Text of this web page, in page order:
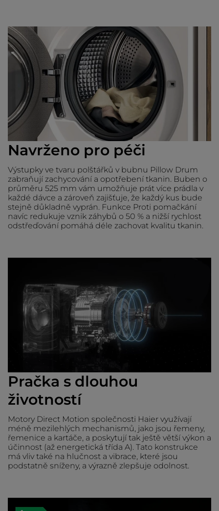
Navrženo pro péči
Výstupky ve tvaru polštářků v bubnu Pillow Drum
zabraňují zachycování a opotřebení tkanin. Buben o
průměru 525 mm vám umožňuje prát více prádla v
každé dávce a zároveň zajišťuje, že každý kus bude
stejně důkladně vyprán. Funkce Proti pomačkání
navíc redukuje vznik záhybů o 50 % a nižší rychlost
odstřeďování pomáhá déle zachovat kvalitu tkanin.
Pračka s dlouhou
životností
Motory Direct Motion společnosti Haier využívají
méně mezilehlých mechanismů, jako jsou řemeny,
řemenice a kartáče, a poskytují tak ještě větší výkon a
účinnost (až energetická třída A). Tato konstrukce
má vliv také na hlučnost a vibrace, které jsou
podstatně sníženy, a výrazně zlepšuje odolnost.